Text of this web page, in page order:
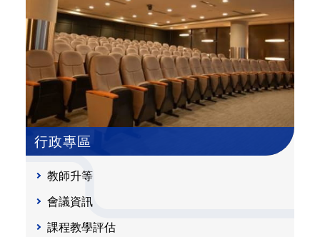
行政專區
教師升等
會議資訊
課程教學評估